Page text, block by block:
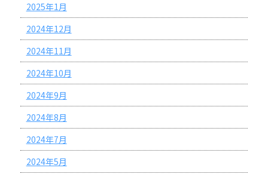
2025年1月
2024年12月
2024年11月
2024年10月
2024年9月
2024年8月
2024年7月
2024年5月